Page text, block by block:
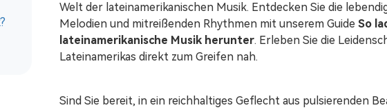
Akustischer
Konverter
Laden Sie Audible als MP3 herunter
Welt der lateinamerikanischen Musik. Entdecken Sie die
Melodien und mitreißenden Rhythmen mit unserem GuideSo
lateinamerikanische Musik herunter. Erleben Sie die
Lateinamerikas direkt zum Greifen nah.
Sind Sie bereit, in ein reichhaltiges Geflecht aus pulsierenden